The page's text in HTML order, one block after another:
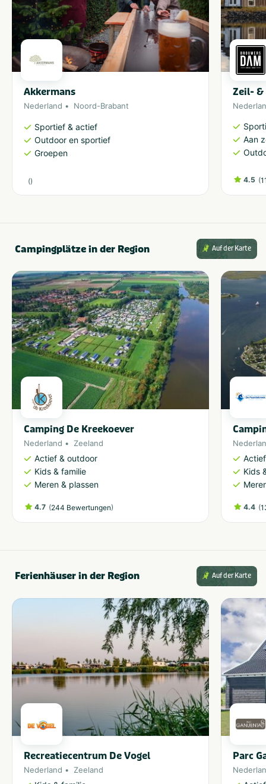
Akkermans
Nederland Noord-Brabant
Sportief & actief
Outdoor en sportief
Groepen
()
Zeil-
Aan
4.5 (
Campingplätze in der Region Auf der Karte
Camping De Kreekoever
Nederland Zeeland
Actief & outdoor
Kids & familie
Meren & plassen
4.7 (244 Bewertungen)
Kids
4.4 (
Ferienhäuser in der Region Auf der Karte
Recreatiecentrum De Vogel
Nederland Zeeland
Parc